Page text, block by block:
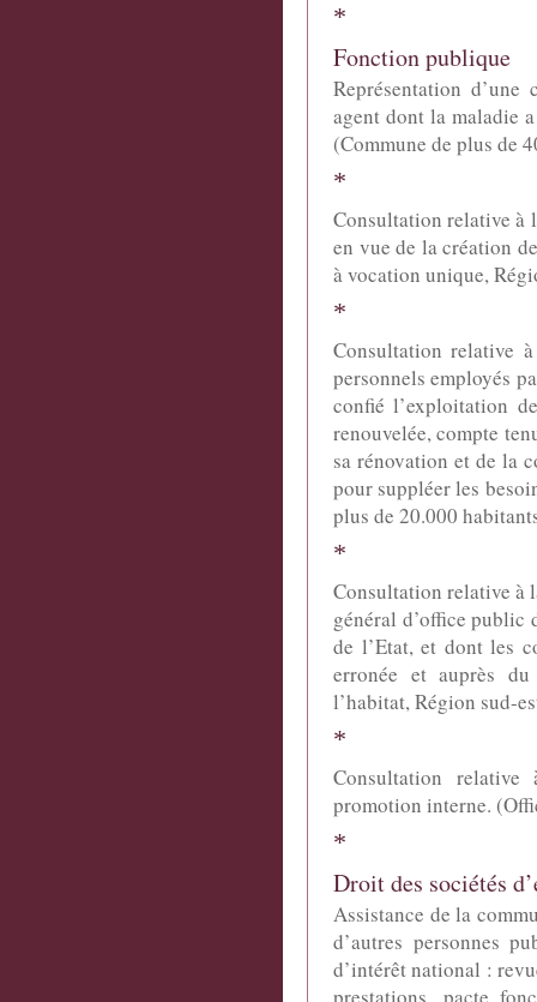
*
Fonction publique
Représentation
agent dont la maladie
(Commune de plus de
*
Consultation relative à
en vue de la création
à vocation unique,
*
Consultation relative
personnels employés
confié l’exploitation
renouvelée, compte
sa rénovation et de la
pour suppléer les
plus de 20.000
*
Consultation relative à
général d’office public
de l’Etat, et dont les
erronée et auprès
l’habitat, Région sud-
*
Consultation
promotion interne.
*
Droit des sociétés
Assistance de la
d’autres personnes
d’intérêt national :